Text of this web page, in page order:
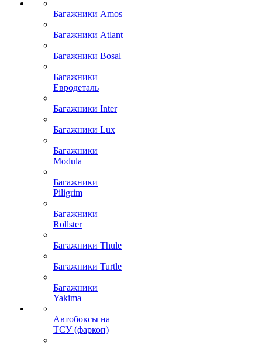
Багажники Amos
Багажники Atlant
Багажники Bosal
Багажники
Евродеталь
Багажники Inter
Багажники Lux
Багажники
Modula
Багажники
Piligrim
Багажники
Rollster
Багажники Thule
Багажники Turtle
Багажники
Yakima
Автобоксы на
ТСУ (фаркоп)